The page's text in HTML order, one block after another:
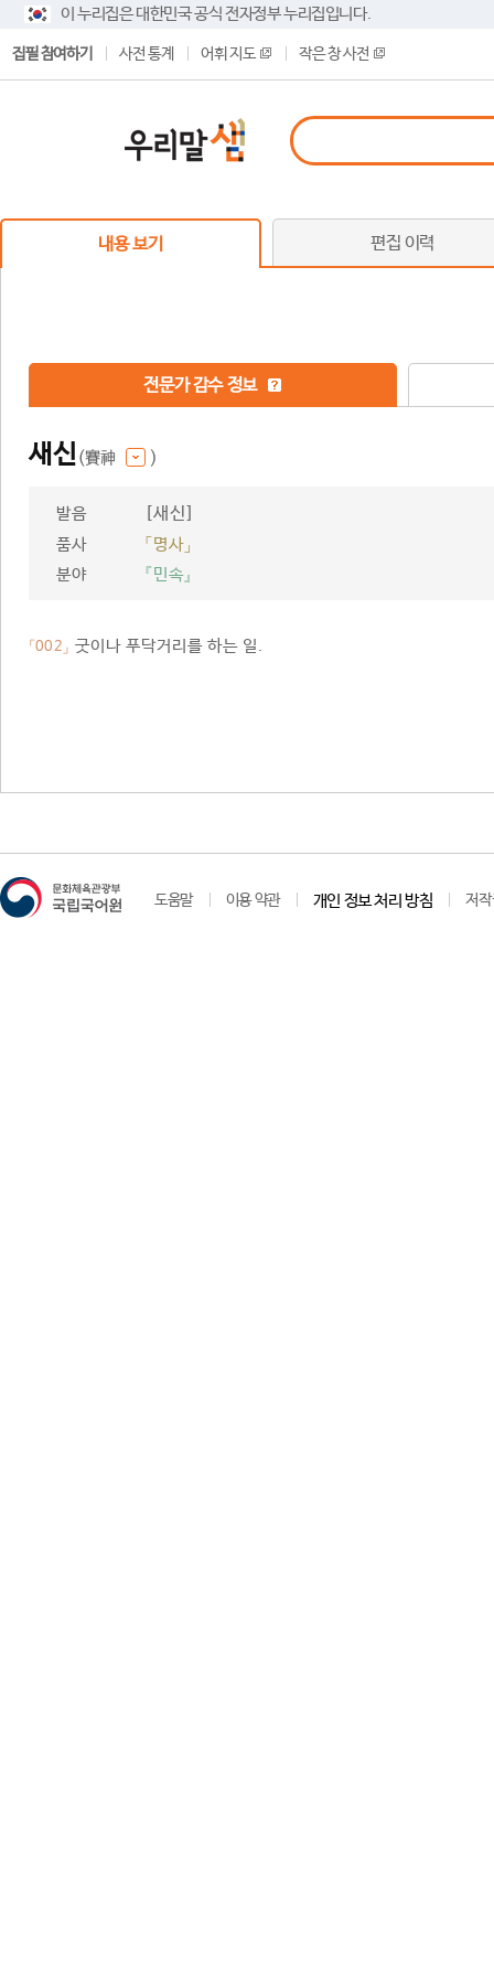
이 누리집은 대한민국 공식 전자정부 누리집입니다.
집필 참여하기 사전 통계 어휘 지도 작은 창 사전
내용 보기 편집 이력
전문가 감수 정보
새신(賽神 )
발음 [새신]
품사
「명사」
분야
『민속』
「002」 굿이나 푸닥거리를 하는 일.
도움말 이용 약관 개인 정보 처리 방침 저